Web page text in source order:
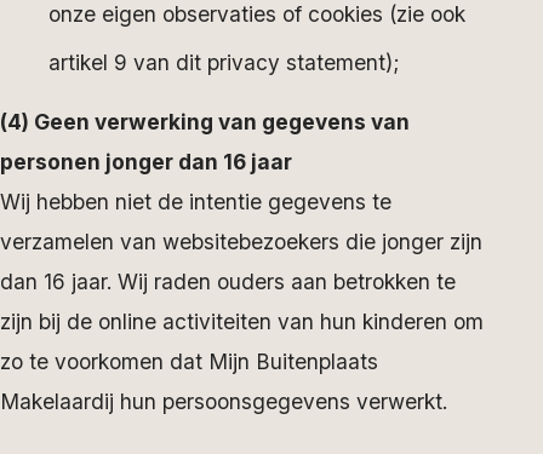
onze eigen observaties of cookies (zie ook
artikel 9 van dit privacy statement);
(4) Geen verwerking van gegevens van
personen jonger dan 16 jaar
Wij hebben niet de intentie gegevens te
verzamelen van websitebezoekers die jonger zijn
dan 16 jaar. Wij raden ouders aan betrokken te
zijn bij de online activiteiten van hun kinderen om
zo te voorkomen dat Mijn Buitenplaats
Makelaardij hun persoonsgegevens verwerkt.